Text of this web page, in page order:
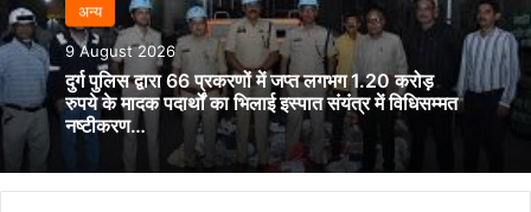
अन्‍य
9 August 2026
दुर्ग पुलिस द्वारा 66 प्रकरणों में जप्त लगभग 1.20 करोड़
रुपये के मादक पदार्थों का भिलाई इस्पात संयंत्र में विधिसम्मत
नष्टीकरण…